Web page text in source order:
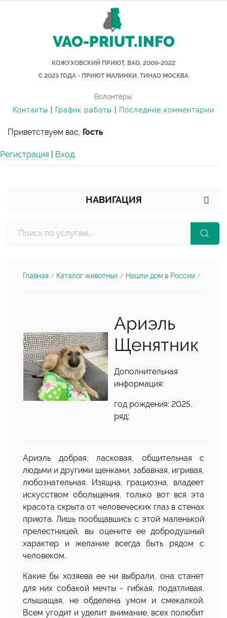
VAO-PRIUT.INFO
КОЖУХОВСКИЙ ПРИЮТ, ВАО, 2009-2022
С 2023 ГОДА - ПРИЮТ МАЛИНКИ, ТИНАО МОСКВА
Волонтёры:
Контакты
График работы Последние комментарии
Приветствуем вас, Гость
Регистрация Вход
НАВИГАЦИЯ
Главная / Каталог животных / Нашли дом в России /
Ариэль
Щенятник
Дополнительная
информация:
год рождения: 2025,
ряд:
Ариэль добрая, ласковая, общительная с
людьми и другими щенками, забавная, игривая,
любознательная. Изящна, грациозна, владеет
искусством обольщения, только вот вся эта
красота скрыта от человеческих глаз в стенах
приюта. Лишь пообщавшись с этой маленькой
прелестницей, вы оцените ее добродушный
характер и желание всегда быть рядом с
человеком.
Какие бы хозяева ее ни выбрали, она станет
для них собакой мечты - гибкая, податливая,
слышащая, не обделена умом и смекалкой.
Всем угодит и уделит внимание, всех полюбит